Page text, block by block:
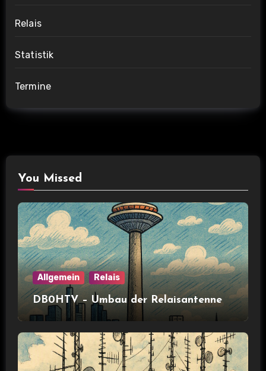
Relais
Statistik
Termine
You Missed
Allgemein Relais
DB0HTV – Umbau der Relaisantenne